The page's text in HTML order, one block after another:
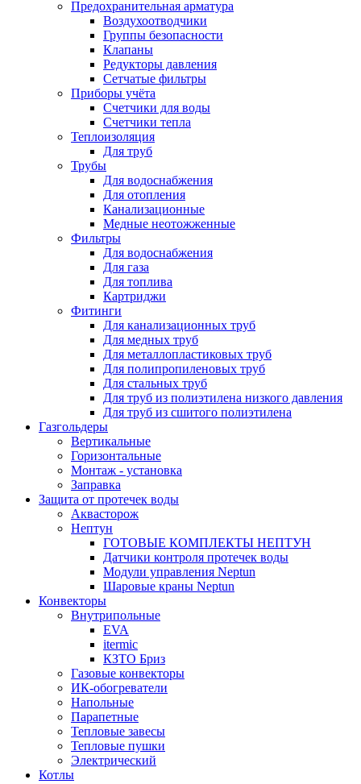
Предохранительная арматура
Воздухоотводчики
Группы безопасности
Клапаны
Редукторы давления
Сетчатые фильтры
Приборы учёта
Счетчики для воды
Счетчики тепла
Теплоизоляция
Для труб
Трубы
Для водоснабжения
Для отопления
Канализационные
Медные неотожженные
Фильтры
Для водоснабжения
Для газа
Для топлива
Картриджи
Фитинги
Для канализационных труб
Для медных труб
Для металлопластиковых труб
Для полипропиленовых труб
Для стальных труб
Для труб из полиэтилена низкого давления
Для труб из сшитого полиэтилена
Газгольдеры
Вертикальные
Горизонтальные
Монтаж - установка
Заправка
Защита от протечек воды
Аквасторож
Нептун
ГОТОВЫЕ КОМПЛЕКТЫ НЕПТУН
Датчики контроля протечек воды
Модули управления Neptun
Шаровые краны Neptun
Конвекторы
Внутрипольные
EVA
itermic
КЗТО Бриз
Газовые конвекторы
ИК-обогреватели
Напольные
Парапетные
Тепловые завесы
Тепловые пушки
Электрический
Котлы